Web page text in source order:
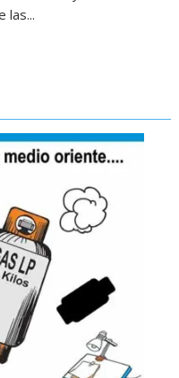
las...